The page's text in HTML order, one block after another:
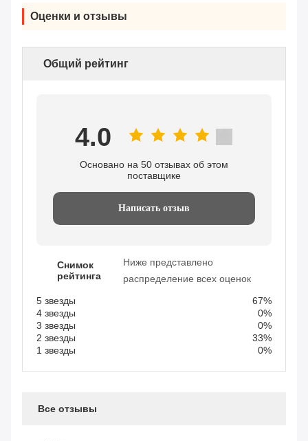
Оценки и отзывы
Общий рейтинг
4.0
Основано на 50 отзывах об этом
поставщике
Написать отзыв
Снимок
рейтинга
Ниже представлено
распределение всех оценок
5 звезды
67%
4 звезды
0%
3 звезды
0%
2 звезды
33%
1 звезды
0%
Все отзывы